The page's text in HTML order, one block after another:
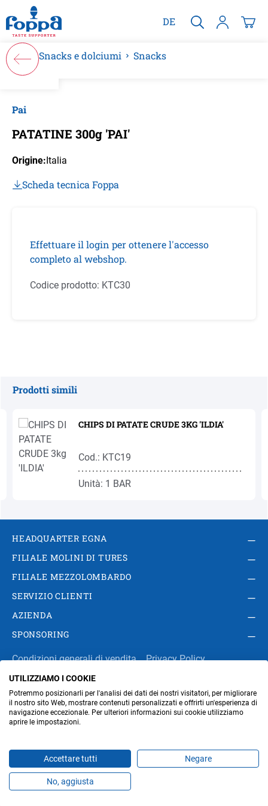
principale
DE
Prodotti Preferiti Temi
Snacks e dolciumi Snacks
Pai
PATATINE 300g 'PAI'
Origine:Italia
Scheda tecnica Foppa
Effettuare il login per ottenere l'accesso
completo al webshop.
Codice prodotto: KTC30
Prodotti simili
CHIPS DI PATATE CRUDE 3KG 'ILDIA'
Cod.: KTC19
Unità: 1 BAR
HEADQUARTER EGNA
FILIALE MOLINI DI TURES
FILIALE MEZZOLOMBARDO
SERVIZIO CLIENTI
AZIENDA
SPONSORING
Condizioni generali di vendita
Privacy Policy
Impressum
Modifica impostazioni dei cookie
Amministrazione
UTILIZZIAMO I COOKIE
Potremmo posizionarli per l'analisi dei dati dei nostri visitatori, per migliorare
il nostro sito Web, mostrare contenuti personalizzati e offrirti un'esperienza di
navigazione eccezionale. Per ulteriori informazioni sui cookie utilizziamo
aprire le impostazioni.
Accettare tutti Negare
No, aggiusta